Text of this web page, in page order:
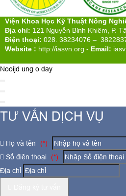
Viện Khoa Học Kỹ Thuật Nông
Địa chỉ: 121 Nguyễn Bỉnh Khiêm, P.
Điện thoại: 028. 38234076 –
Website : http://iasvn.org - Email:
Nooijd ung o day
TƯ VẤN DỊCH VỤ
Họ và tên
(*)
Số điện thoại
(*)
Địa chỉ